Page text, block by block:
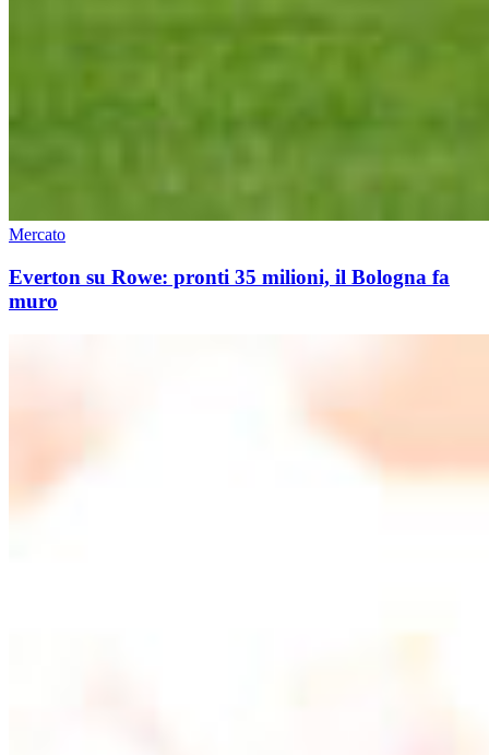
Mercato
Everton su Rowe: pronti 35 milioni, il Bologna fa
muro